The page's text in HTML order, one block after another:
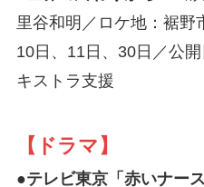
里谷和明／ロケ地：裾野
10日、11日、30日／公
キストラ支援
【ドラマ】
●テレビ東京「赤いナー